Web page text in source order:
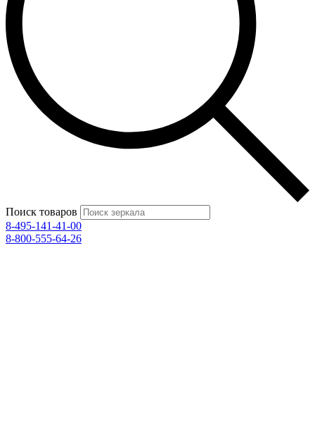
Поиск товаров
8-495-141-41-00
8-800-555-64-26